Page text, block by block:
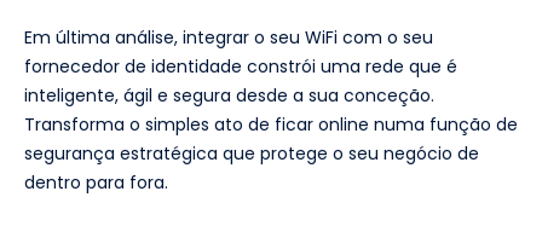
Em última análise, integrar o seu WiFi com o seu
fornecedor de identidade constrói uma rede que é
inteligente, ágil e segura desde a sua conceção.
Transforma o simples ato de ficar online numa função de
segurança estratégica que protege o seu negócio de
dentro para fora.